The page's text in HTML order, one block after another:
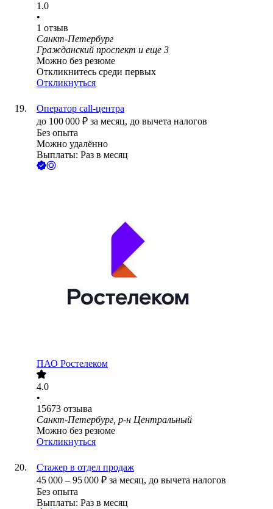
1.0
•
1 отзыв
Санкт-Петербург
Гражданский проспект и еще 3
Можно без резюме
Откликнитесь среди первых
Откликнуться
Оператор call-центра
до 100 000 ₽ за месяц, до вычета налогов
Без опыта
Можно удалённо
Выплаты: Раз в месяц
ПАО Ростелеком
4.0
•
15673 отзыва
Санкт-Петербург, р-н Центральный
Можно без резюме
Откликнуться
Стажер в отдел продаж
45 000 – 95 000 ₽ за месяц, до вычета налогов
Без опыта
Выплаты: Раз в месяц